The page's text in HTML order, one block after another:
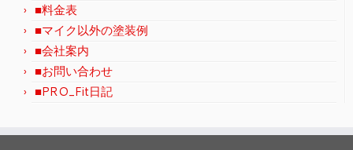
■料金表
■マイク以外の塗装例
■会社案内
■お問い合わせ
■PRO_Fit日記